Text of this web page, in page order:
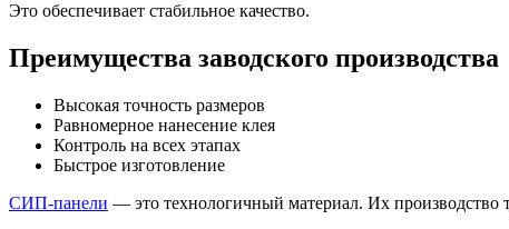
Это обеспечивает стабильное качество.
Преимущества заводского производства
Высокая точность размеров
Равномерное нанесение клея
Контроль на всех этапах
Быстрое изготовление
СИП-панели — это технологичный материал. Их производство